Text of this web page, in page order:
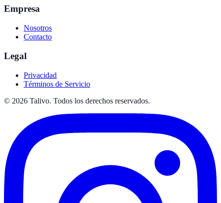
Empresa
Nosotros
Contacto
Legal
Privacidad
Términos de Servicio
© 2026 Talivo. Todos los derechos reservados.